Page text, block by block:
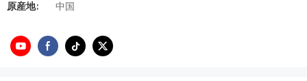
原産地:
中国